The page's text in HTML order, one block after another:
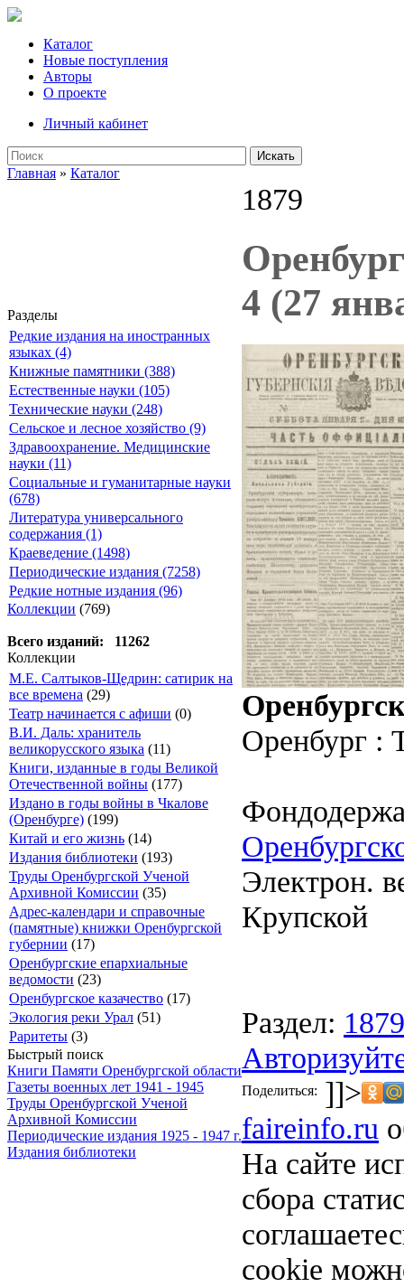
Каталог
Новые поступления
Авторы
О проекте
Личный кабинет
Искать
Главная » Каталог
Разделы
Редкие издания на иностранных
языках (4)
Книжные памятники (388)
Естественные науки (105)
Технические науки (248)
Сельское и лесное хозяйство (9)
Здравоохранение. Медицинские
науки (11)
Социальные и гуманитарные науки
(678)
Литература универсального
содержания (1)
Краеведение (1498)
Периодические издания (7258)
Редкие нотные издания (96)
Коллекции (769)
Всего изданий: 11262
Коллекции
М.Е. Салтыков-Щедрин: сатирик на
все времена (29)
Театр начинается с афиши (0)
В.И. Даль: хранитель
великорусского языка (11)
Книги, изданные в годы Великой
Отечественной войны (177)
Издано в годы войны в Чкалове
(Оренбурге) (199)
Китай и его жизнь (14)
Издания библиотеки (193)
Труды Оренбургской Ученой
Архивной Комиссии (35)
Адрес-календари и справочные
(памятные) книжки Оренбургской
губернии (17)
Оренбургские епархиальные
ведомости (23)
Оренбургское казачество (17)
Экология реки Урал (51)
Раритеты (3)
Быстрый поиск
Книги Памяти Оренбургской области
Газеты военных лет 1941 - 1945
Труды Оренбургской Ученой
Архивной Комиссии
Периодические издания 1925 - 1947 г.
Издания библиотеки
1879
4 (27
Оренбург :
Электрон.
Крупской
Раздел: 1879
Поделиться: ]]>
faireinfo.ru
На сайте
сбора
cookie